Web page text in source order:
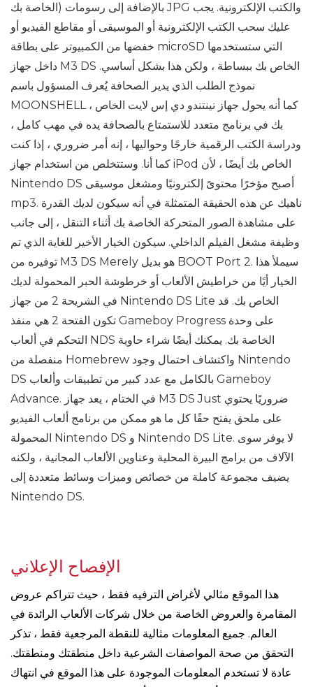
الخاصة بك) بالإضافة إلى رسومات JPG والكتب الإلكترونية. يجب
عليك سحب الكتب الإلكترونية أو الموسيقى أو مقاطع الفيديو أو
خفضها من الكمبيوتر على بطاقة microSD التي ستستخدمها
داخل جهاز M3 DS الخاص بك ببساطة ، ولكن هذا بشكل أساسي.
نموذج الطلب الذي يدير الصحافة يُعرف المسؤول باسم
MOONSHELL ، كما أنه يحول جهاز نينتندو دي إس لايت الخاص
بك في برنامج متعدد للاستمتاع بالصحافة يده في مهب كامل ،
ودراسة الكتب الرقمية خارجًا وحواليها ، إنه أمر ضروري ، إذا كنت
كما أنا. وستتخلص من استخدام جهاز iPod الخاص بك أيضًا ، لأن
Nintendo DS أصبح مؤخرًا محتوىً إلكترونيًا ومشغل موسيقى
mp3. ناهيك عن هذه الحقيقة المتمثلة في أنه سيكون لديك القدرة
على مشاهدة الصور المتحركة الخاصة بك أثناء التنقل ، إلى جانب
وظيفة مشغل الفيلم الداخلي. سيكون الخيار الأخير للغاية الذي تم
توفيره من M3 DS Merely هو بديل BOOT Port 2. سيملأ هذا
الخيار أيًا من خراطيش الألعاب أو خرطوشة الحبر المحمولة لديك
في الشريحة 2 من جهاز Nintendo DS Lite الخاص بك. قد
تكون الفتحة 2 هي منفذ Gameboy Progress على وحدة
التحكم في ألعاب NDS الخاصة بك. يمكنك أيضًا شراء حاوية
منفصلة من Homebrew واكتشاف احتمال وجود Nintendo
DS بالكامل مع عدد كبير من تطبيقات وألعاب Gameboy
Advance. في الختام ، يعد جهاز M3 DS Just ضروريًا يحتوي
على ملحق يفتح حقًا كل ما هو ممكن من برنامج ألعاب الفيديو
المحمولة Nintendo DS و Nintendo DS Lite. لا يوفر سوى
الآلاف من برامج البيرة المحلية وعناوين الألعاب المجانية ، ولكنه
يضيف مجموعة كاملة من خصائص وميزات وسائط متعددة إلى
Nintendo DS.
الإفصاح الإعلاني
هذا الموقع مثالي لأغراض الترفيه فقط ، حيث تتراكم عروض
المقامرة والعروض الخاصة من خلال شركات الألعاب الرائدة في
العالم. جميع المعلومات مثالية للنقطة المرجعية فقط ، تذكر
التحقق من صحة المواصفات الشرعية داخل منطقتك ومنطقتك.
عادة لا تستخدم المعلومات الموجودة على هذا الموقع في انتهاك